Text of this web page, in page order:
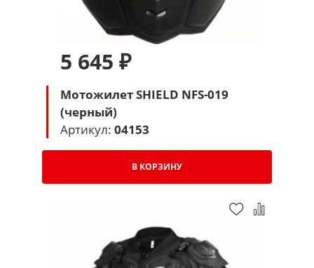
5 645 ₽
Мотожилет SHIELD NFS-019
(черный)
Артикул: 04153
В КОРЗИНУ